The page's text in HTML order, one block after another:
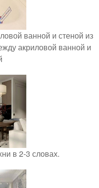
ванной и стеной из
акриловой ванной и
в 2-3 словах.